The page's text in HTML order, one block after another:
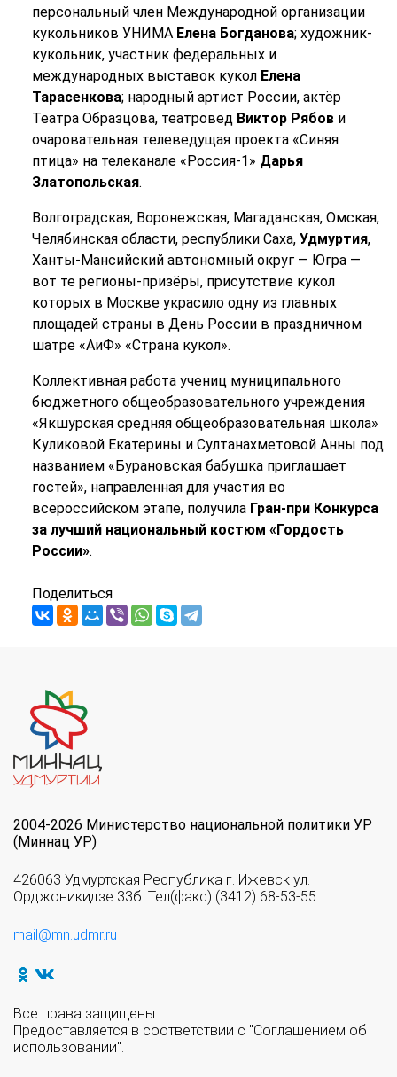
персональный член Международной организации
кукольников УНИМА Елена Богданова; художник-
кукольник, участник федеральных и
международных выставок кукол Елена
Тарасенкова; народный артист России, актёр
Театра Образцова, театровед Виктор Рябови
очаровательная телеведущая проекта «Синяя
птица» на телеканале «Россия-1» Дарья
Златопольская.
Волгоградская, Воронежская, Магаданская, Омская,
Челябинская области, республики Саха, Удмуртия,
Ханты-Мансийский автономный округ — Югра —
вот те регионы-призёры, присутствие кукол
которых в Москве украсило одну из главных
площадей страны в День России в праздничном
шатре «АиФ» «Страна кукол».
Коллективная работа учениц муниципального
бюджетного общеобразовательного учреждения
«Якшурская средняя общеобразовательная школа»
Куликовой Екатерины и Султанахметовой Анны под
названием «Бурановская бабушка приглашает
гостей», направленная для участия во
всероссийском этапе, получила Гран-при Конкурса
за лучший национальный костюм «Гордость
России».
Поделиться
2004-2026 Министерство национальной политики УР
(Миннац УР)
426063 Удмуртская Республика г. Ижевск ул.
Орджоникидзе 33б. Тел(факс) (3412) 68-53-55
mail@mn.udmr.ru
Все права защищены.
Предоставляется в соответствии с "Соглашением об
использовании".